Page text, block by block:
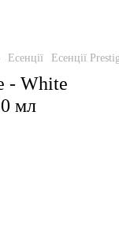
Есенції Есенції
- White
мл